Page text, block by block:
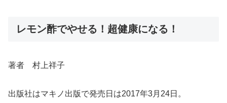
レモン酢でやせる！超健康になる！
著者 村上祥子
出版社はマキノ出版で発売日は2017年3月24日。